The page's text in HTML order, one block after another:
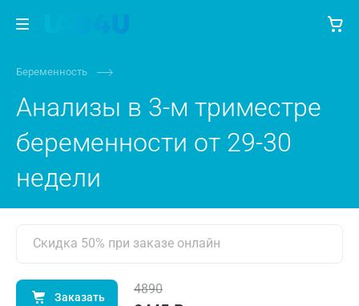
Беременность
Анализы в 3-м триместре
беременности от 29-30
недели
Скидка 50% при заказе онлайн
Заказать
4890